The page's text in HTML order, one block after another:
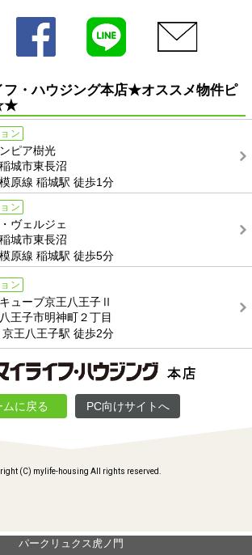
Facebook
・ハウジング本店★オススメ物件ピ
ン
ピア樹光
城市東長沼
原線 稲城駅 徒歩1分
ン
ヴェルジェ
城市東長沼
原線 稲城駅 徒歩5分
ン
ューブ京王八王子Ⅱ
王子市明神町２丁目
王八王子駅 徒歩2分
パークリュクス虎ノ門
ムに戻る PC向けサイトへ
(C) mylife-housing All rights reserved.